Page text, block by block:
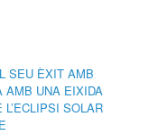
SEU ÈXIT AMB
AMB UNA EIXIDA
SOLAR